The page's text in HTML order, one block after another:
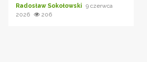
Radosław Sokołowski 9 czerwca
2026
206